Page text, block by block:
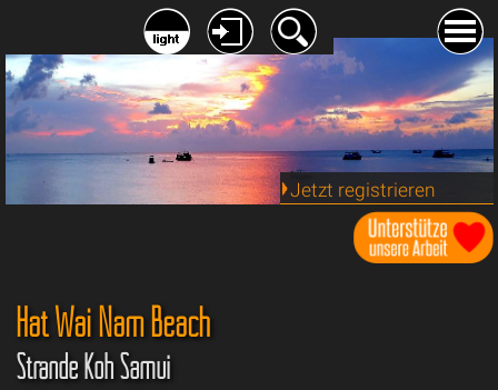
Jetzt registrieren
Hat Wai Nam Beach
Strände Koh Samui